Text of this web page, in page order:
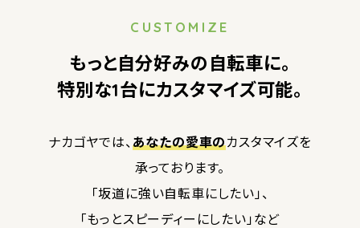
CUSTOMIZE
もっと自分好みの自転車に。
特別な1台にカスタマイズ可能。
ナカゴヤでは、 あなたの愛車のカスタマイズを
承っております。
「坂道に強い自転車にしたい」、
「もっとスピーディーにしたい」など